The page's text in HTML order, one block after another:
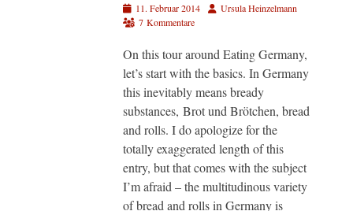
Veröffentlicht
am
11. Februar 2014 AutorUrsula Heinzelmann
7 Kommentare
On this tour around Eating Germany,
let’s start with the basics. In Germany
this inevitably means bready
substances, Brot und Brötchen, bread
and rolls. I do apologize for the
totally exaggerated length of this
entry, but that comes with the subject
I’m afraid – the multitudinous variety
of bread and rolls in Germany is